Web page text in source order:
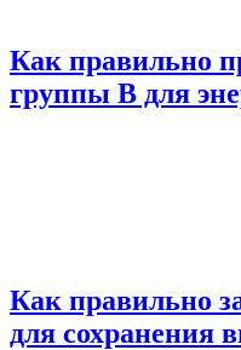
Как правильно
группы В для
Как правильно
для сохранения